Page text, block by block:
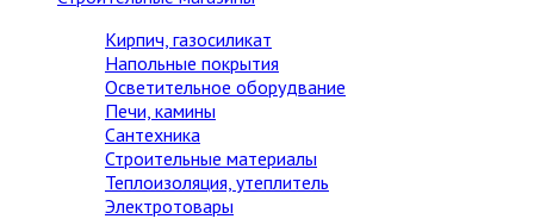
Кирпич, газосиликат
Напольные покрытия
Осветительное оборудвание
Печи, камины
Сантехника
Строительные материалы
Теплоизоляция, утеплитель
Электротовары